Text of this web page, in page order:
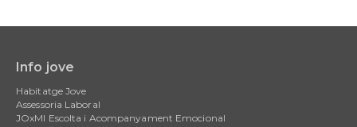
navigation
Info jove
Habitatge Jove
Assessoria Laboral
JOxMI Escolta i Acompanyament Emocional